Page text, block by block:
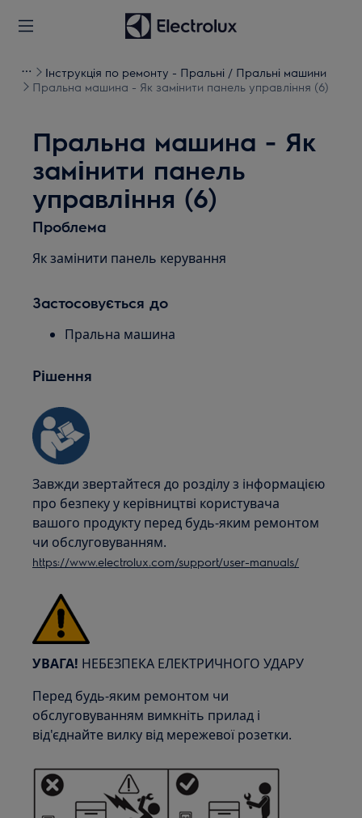
Інструкція по ремонту - Пральні / Пральні машини
Пральна машина - Як замінити панель управління (6)
Пральна машина - Як
замінити панель
управління (6)
Проблема
Як замінити панель керування
Застосовується до
Пральна машина
Рішення
Завжди звертайтеся до розділу з інформацією
про безпеку у керівництві користувача
вашого продукту перед будь-яким ремонтом
чи обслуговуванням.
https://www.electrolux.com/support/user-manuals/
УВАГА! НЕБЕЗПЕКА ЕЛЕКТРИЧНОГО УДАРУ
Перед будь-яким ремонтом чи
обслуговуванням вимкніть прилад і
від'єднайте вилку від мережевої розетки.